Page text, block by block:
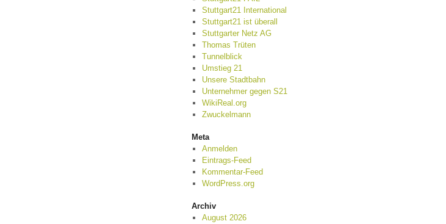
Stuttgart21 International
Stuttgart21 ist überall
Stuttgarter Netz AG
Thomas Trüten
Tunnelblick
Umstieg 21
Unsere Stadtbahn
Unternehmer gegen S21
WikiReal.org
Zwuckelmann
Meta
Anmelden
Eintrags-Feed
Kommentar-Feed
WordPress.org
Archiv
August 2026